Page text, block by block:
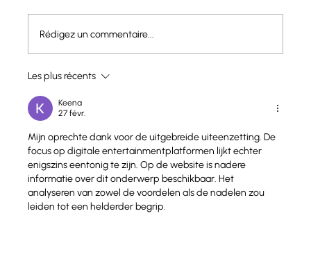
Espagne - Catalogne : Mas Panella
Rédigez un commentaire...
Les plus récents
Keena
27 févr.
Mijn oprechte dank voor de uitgebreide uiteenzetting. De
focus op digitale entertainmentplatformen lijkt echter
enigszins eentonig te zijn. Op de website is nadere
informatie over dit onderwerp beschikbaar. Het
analyseren van zowel de voordelen als de nadelen zou
leiden tot een helderder begrip.